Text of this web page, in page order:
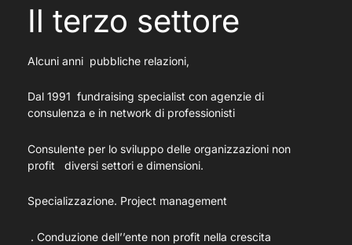
Il terzo settore
Alcuni anni pubbliche relazioni,
Dal 1991 fundraising specialist con agenzie di
consulenza e in network di professionisti
Consulente per lo sviluppo delle organizzazioni non
profit diversi settori e dimensioni.
Specializzazione. Project management
. Conduzione dell’’ente non profit nella crescita